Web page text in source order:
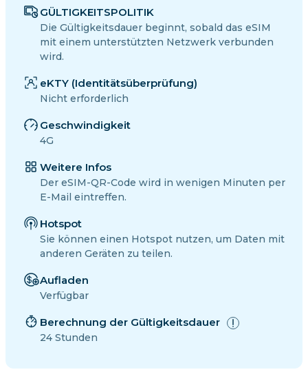
GÜLTIGKEITSPOLITIK
Die Gültigkeitsdauer beginnt, sobald das eSIM
mit einem unterstützten Netzwerk verbunden
wird.
eKTY (Identitätsüberprüfung)
Nicht erforderlich
Geschwindigkeit
4G
Weitere Infos
Der eSIM-QR-Code wird in wenigen Minuten per
E-Mail eintreffen.
Hotspot
Sie können einen Hotspot nutzen, um Daten mit
anderen Geräten zu teilen.
Aufladen
Verfügbar
Berechnung der Gültigkeitsdauer
24 Stunden